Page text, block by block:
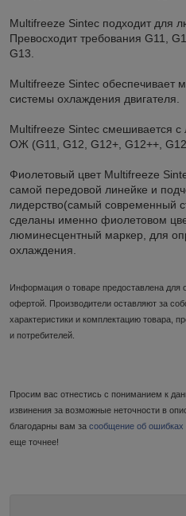
Multifreeze Sintec подходит для
Превосходит требования G11,
G13.
Multifreeze Sintec обеспечивает
системы охлаждения двигателя.
Multifreeze Sintec смешивается
ОЖ (G11, G12, G12+, G12++, G12
Фиолетовый цвет Multifreeze
самой передовой линейке и
лидерство(cамый современный
сделаны именно фиолетовом
люминесцентный маркер, для
охлаждения.
Информация о товаре предоставлена для
офертой. Производители оставляют за
характеристики и комплектацию товара,
и потребителей.
Просим вас отнестись с пониманием к
извинения за возможные неточности в
благодарны вам за сообщение об ошибках
еще точнее!